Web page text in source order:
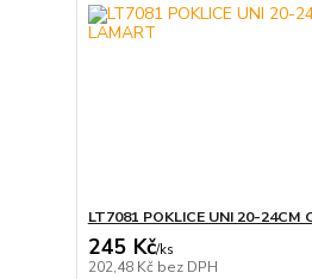
LT7081 POKLICE UNI 20-24CM
245 Kč/ks
202,48 Kč bez DPH